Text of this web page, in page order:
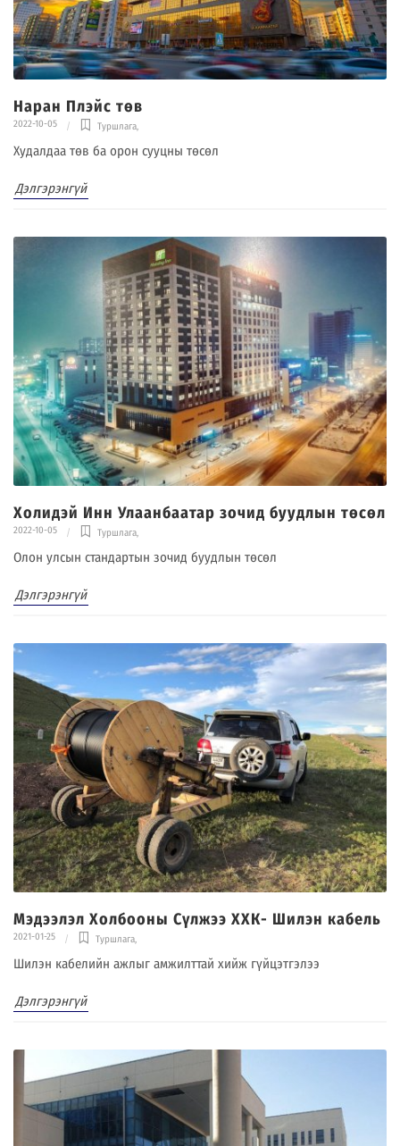
Наран Плэйс төв
2022-10-05 Туршлага,
Худалдаа төв ба орон сууцны төсөл
Дэлгэрэнгүй
Холидэй Инн Улаанбаатар зочид буудлын төсөл
2022-10-05 Туршлага,
Олон улсын стандартын зочид буудлын төсөл
Дэлгэрэнгүй
Мэдээлэл Холбооны Сүлжээ ХХК- Шилэн кабель
2021-01-25 Туршлага
Шилэн кабелийн ажлыг амжилттай хийж гүйцэтгэлээ
Дэлгэрэнгүй